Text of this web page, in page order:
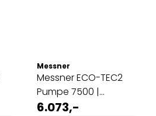
Messner
Messner ECO-TEC2
Pumpe 7500 |
Tørrmontering
6.073,-